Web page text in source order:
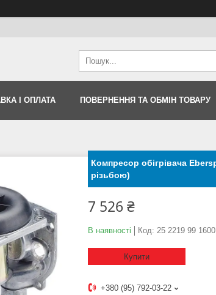
І ОПЛАТА ПОВЕРНЕННЯ ТА ОБМІН ТОВАРУ
Компресор обігрівача
різьбою)
7 526 ₴
В наявності Код: 25 2219 99 1600
Купити
+380 (95) 792-03-22